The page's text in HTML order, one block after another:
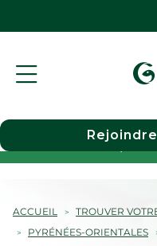
Choisir une
ACCUEIL TROUVER
PYRÉNÉES-ORIENTALES